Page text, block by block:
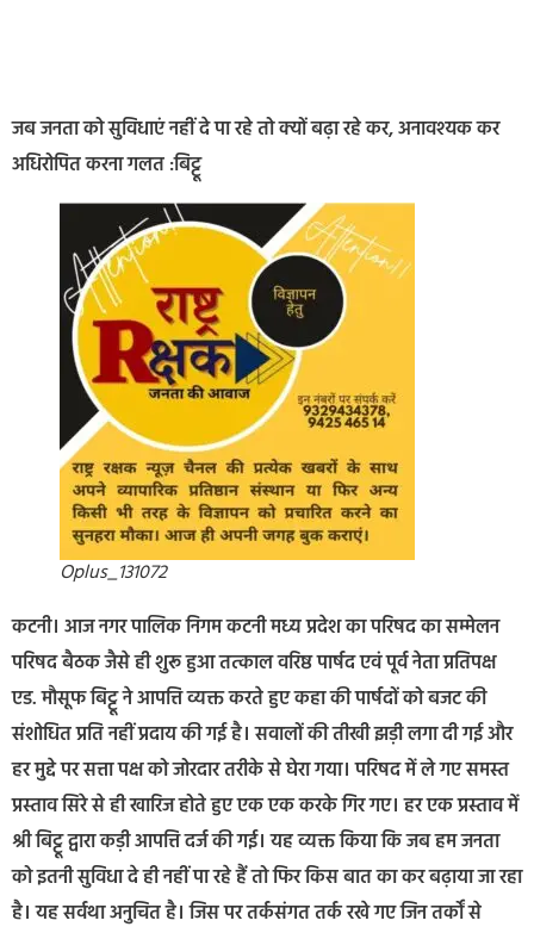
जब जनता को सुविधाएं नहीं दे पा रहे तो क्यों बढ़ा रहे कर, अनावश्यक कर
अधिरोपित करना गलत :बिट्टू
Oplus_131072
कटनी। आज नगर पालिक निगम कटनी मध्य प्रदेश का परिषद का सम्मेलन
परिषद बैठक जैसे ही शुरू हुआ तत्काल वरिष्ठ पार्षद एवं पूर्व नेता प्रतिपक्ष
एड. मौसूफ बिट्टू ने आपत्ति व्यक्त करते हुए कहा की पार्षदों को बजट की
संशोधित प्रति नहीं प्रदाय की गई है। सवालों की तीखी झड़ी लगा दी गई और
हर मुद्दे पर सत्ता पक्ष को जोरदार तरीके से घेरा गया। परिषद में ले गए समस्त
प्रस्ताव सिरे से ही खारिज होते हुए एक एक करके गिर गए। हर एक प्रस्ताव में
श्री बिट्टू द्वारा कड़ी आपत्ति दर्ज की गई। यह व्यक्त किया कि जब हम जनता
को इतनी सुविधा दे ही नहीं पा रहे हैं तो फिर किस बात का कर बढ़ाया जा रहा
है। यह सर्वथा अनुचित है। जिस पर तर्कसंगत तर्क रखे गए जिन तर्कों से